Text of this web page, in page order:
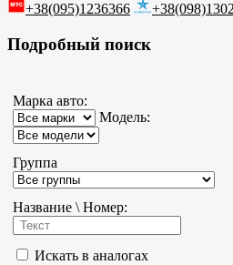
+38(095)1236366
Подробный поиск
Марка авто:
Модель:
Группа
Название \ Номер:
Искать в аналогах